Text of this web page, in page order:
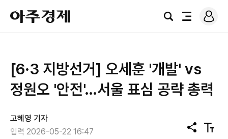
아
주
경
검
전
로
그
[6·3 지방선거] 오세훈 '개발' vs
정원오 '안전'…서울 표심 공략 총력
고혜영 기자
입력 2026-05-22 16:47
공
텍